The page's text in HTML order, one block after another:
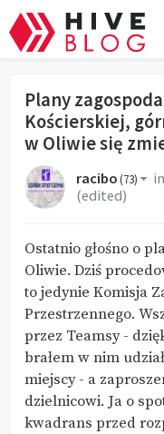
Plany
Kościerskiej,
w Oliwie się
racibo(73) in
(edited)
Ostatnio głośno o
Oliwie. Dziś
to jedynie Komisja
Przestrzennego.
przez Teamsy -
brałem w nim
miejscy - a
dzielnicowi. Ja o
kwadrans przed